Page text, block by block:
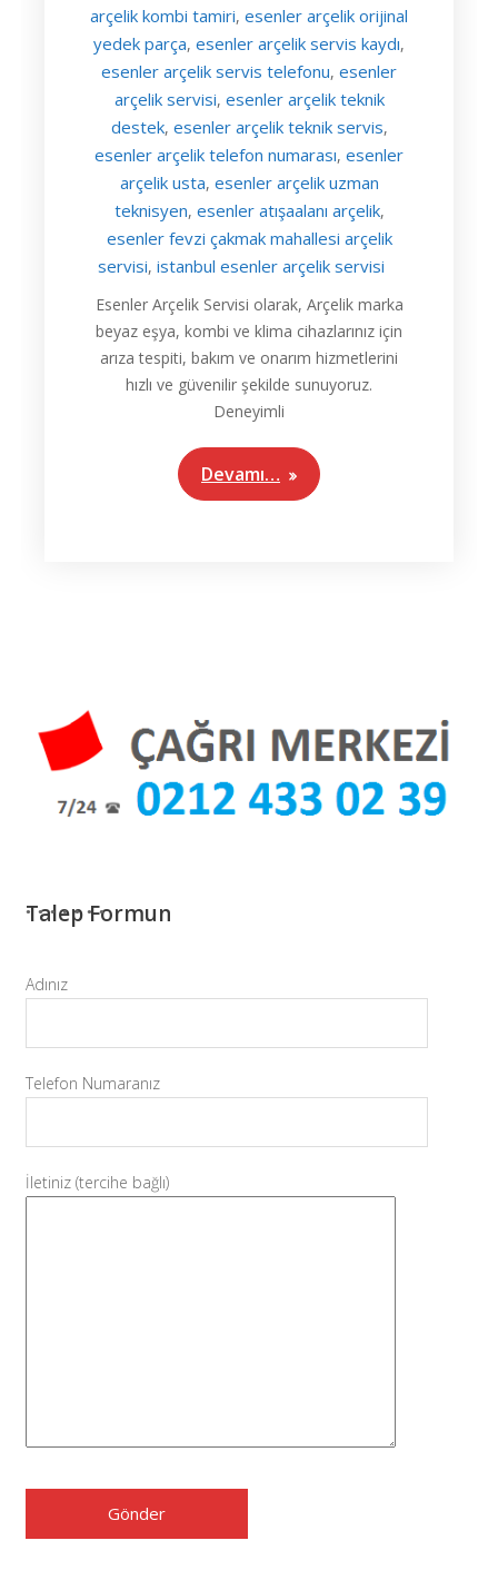
arçelik kombi tamiri, esenler arçelik orijinal
yedek parça, esenler arçelik servis kaydı,
esenler arçelik servis telefonu, esenler
arçelik servisi, esenler arçelik teknik
destek, esenler arçelik teknik servis,
esenler arçelik telefon numarası, esenler
arçelik usta, esenler arçelik uzman
teknisyen, esenler atışaalanı arçelik,
esenler fevzi çakmak mahallesi arçelik
servisi, istanbul esenler arçelik servisi
Esenler Arçelik Servisi olarak, Arçelik marka
beyaz eşya, kombi ve klima cihazlarınız için
arıza tespiti, bakım ve onarım hizmetlerini
hızlı ve güvenilir şekilde sunuyoruz.
Deneyimli
Devamı…
Talep Formun
Adınız
Telefon Numaranız
İletiniz (tercihe bağlı)